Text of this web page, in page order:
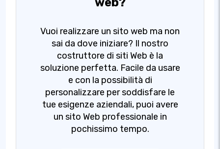
Vuoi realizzare un sito web ma non
sai da dove iniziare? Il nostro
costruttore di siti Web è la
soluzione perfetta. Facile da usare
e con la possibilità di
personalizzare per soddisfare le
tue esigenze aziendali, puoi avere
un sito Web professionale in
pochissimo tempo.